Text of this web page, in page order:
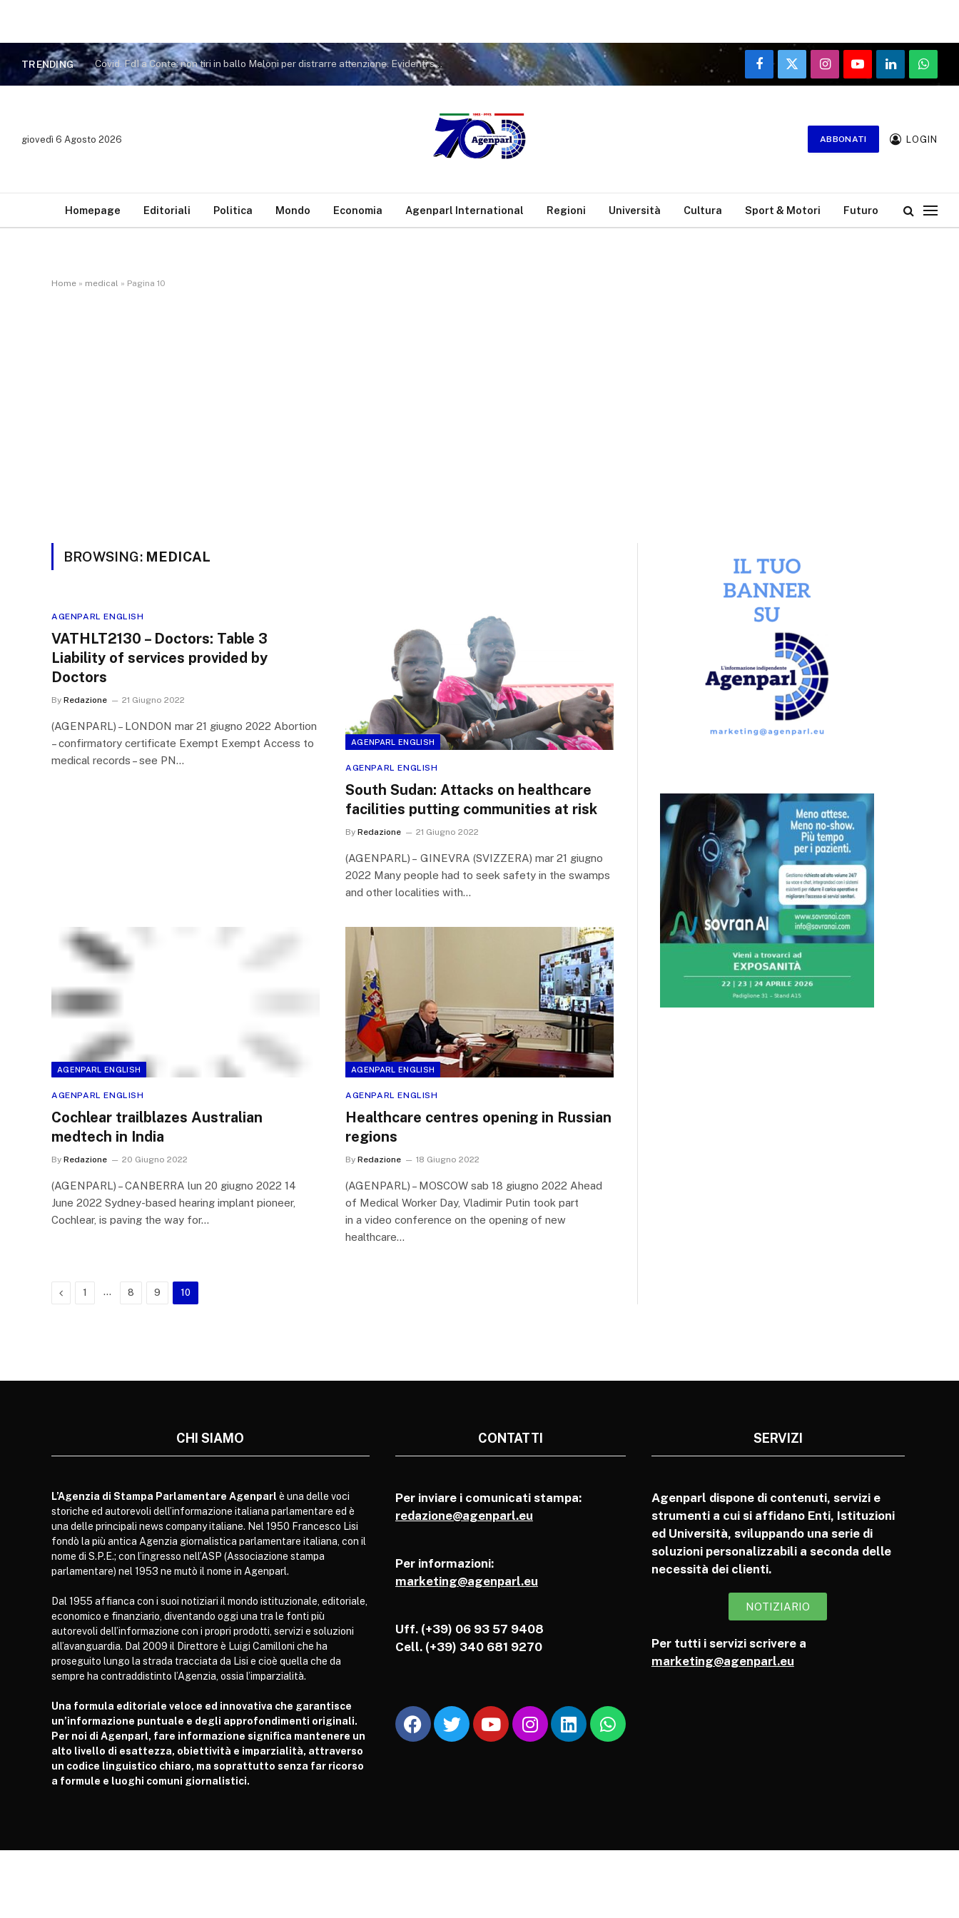
TRENDING Covid. FdI a Conte: non tiri in ballo Meloni per distrarre attenzione. Evidenti sue responsabilità nella gestione pandemia
Facebook
X
(Twitter)
InstagramYouTubeLinkedIn
giovedì 6 Agosto 2026 ABBONATI LOGIN
Homepage Editoriali Politica Mondo Economia Agenparl International Regioni Università Cultura Sport & Motori Futuro
Home » medical » Pagina 10
BROWSING: MEDICAL
AGENPARL ENGLISH
VATHLT2130 – Doctors: Table 3
Liability of services provided by
Doctors
By Redazione 21 Giugno 2022
(AGENPARL) – LONDON mar 21 giugno 2022 Abortion
– confirmatory certificate Exempt Exempt Access to
medical records – see PN…
AGENPARL ENGLISH
AGENPARL ENGLISH
South Sudan: Attacks on healthcare
facilities putting communities at risk
By Redazione 21 Giugno 2022
(AGENPARL) – GINEVRA (SVIZZERA) mar 21 giugno
2022 Many people had to seek safety in the swamps
and other localities with…
AGENPARL ENGLISH
AGENPARL ENGLISH
Cochlear trailblazes Australian
medtech in India
By Redazione 20 Giugno 2022
(AGENPARL) – CANBERRA lun 20 giugno 2022 14
June 2022 Sydney-based hearing implant pioneer,
Cochlear, is paving the way for…
AGENPARL ENGLISH
AGENPARL ENGLISH
Healthcare centres opening in Russian
regions
By Redazione 18 Giugno 2022
(AGENPARL) – MOSCOW sab 18 giugno 2022 Ahead
of Medical Worker Day, Vladimir Putin took part
in a video conference on the opening of new
healthcare…
Previous
1 … 8 9 10
CHI SIAMO
L’Agenzia di Stampa Parlamentare Agenparl è una delle voci
storiche ed autorevoli dell’informazione italiana parlamentare ed è
una delle principali news company italiane. Nel 1950 Francesco Lisi
fondò la più antica Agenzia giornalistica parlamentare italiana, con il
nome di S.P.E.; con l’ingresso nell’ASP (Associazione stampa
parlamentare) nel 1953 ne mutò il nome in Agenparl.
Dal 1955 affianca con i suoi notiziari il mondo istituzionale, editoriale,
economico e finanziario, diventando oggi una tra le fonti più
autorevoli dell’informazione con i propri prodotti, servizi e soluzioni
all’avanguardia. Dal 2009 il Direttore è Luigi Camilloni che ha
proseguito lungo la strada tracciata da Lisi e cioè quella che da
sempre ha contraddistinto l’Agenzia, ossia l’imparzialità.
Una formula editoriale veloce ed innovativa che garantisce
un’informazione puntuale e degli approfondimenti originali.
Per noi di Agenparl, fare informazione significa mantenere un
alto livello di esattezza, obiettività e imparzialità, attraverso
un codice linguistico chiaro, ma soprattutto senza far ricorso
a formule e luoghi comuni giornalistici.
CONTATTI
Per inviare i comunicati stampa:
redazione@agenparl.eu
Per informazioni:
marketing@agenparl.eu
Uff. (+39) 06 93 57 9408
Cell. (+39) 340 681 9270
SERVIZI
Agenparl dispone di contenuti, servizi e
strumenti a cui si affidano Enti, Istituzioni
ed Università, sviluppando una serie di
soluzioni personalizzabili a seconda delle
necessità dei clienti.
NOTIZIARIO
Per tutti i servizi scrivere a
marketing@agenparl.eu